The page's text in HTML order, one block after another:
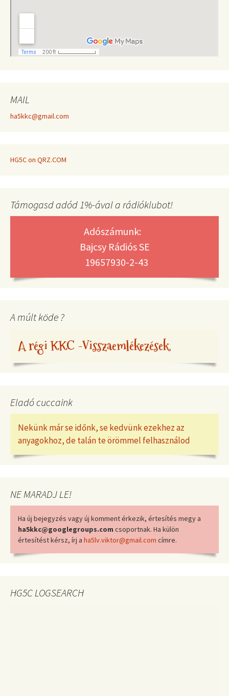
MAIL
ha5kkc@gmail.com
HG5C on QRZ.COM
Támogasd adód 1%-ával a rádióklubot!
Adószámunk:
Bajcsy Rádiós SE
19657930-2-43
A múlt köde ?
A régi KKC -Visszaemlékezések
Eladó cuccaink
Nekünk már se időnk, se kedvünk ezekhez az
anyagokhoz, de talán te örömmel felhasználod
NE MARADJ LE!
Ha új bejegyzés vagy új komment érkezik, értesítés megy a
ha5kkc@googlegroups.com csoportnak. Ha külön
értesítést kérsz, írj a ha5lv.viktor@gmail.com címre.
HG5C LOGSEARCH